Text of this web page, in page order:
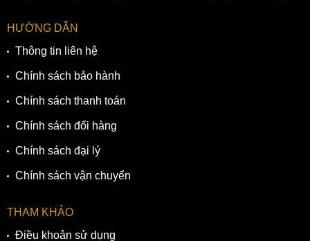
HƯỚNG DẪN
Thông tin liên hệ
Chính sách bảo hành
Chính sách thanh toán
Chính sách đổi hàng
Chính sách đại lý
Chính sách vận chuyển
THAM KHẢO
Điều khoản sử dụng